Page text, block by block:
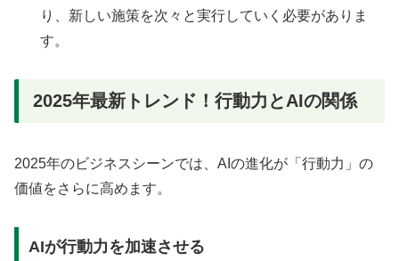
り、新しい施策を次々と実行していく必要がありま
す。
2025年最新トレンド！行動力とAIの関係
2025年のビジネスシーンでは、AIの進化が「行動力」の
価値をさらに高めます。
AIが行動力を加速させる